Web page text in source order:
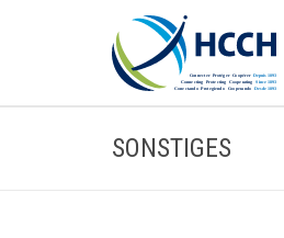
SONSTIGES